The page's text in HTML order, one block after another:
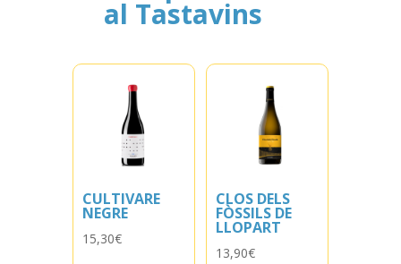
al Tastavins
CULTIVARE
NEGRE
15,30€
CLOS DELS
FÒSSILS DE
LLOPART
13,90€